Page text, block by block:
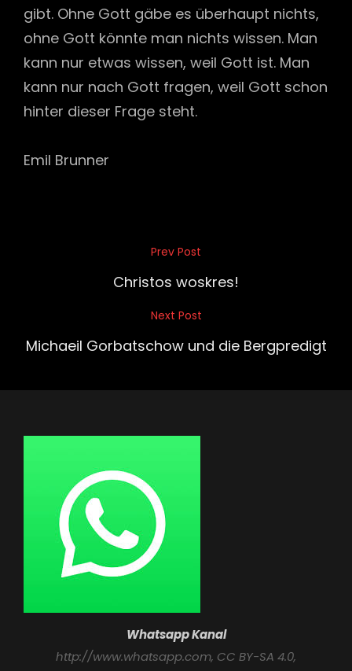
gibt. Ohne Gott gäbe es überhaupt nichts,
ohne Gott könnte man nichts wissen. Man
kann nur etwas wissen, weil Gott ist. Man
kann nur nach Gott fragen, weil Gott schon
hinter dieser Frage steht.
Emil Brunner
Beitragsnavigation
Prev Post
Christos woskres!
Post
Next Post
Michaeil Gorbatschow und die Bergpredigt
Whatsapp Kanal
http://www.whatsapp.com, CC BY-SA 4.0,